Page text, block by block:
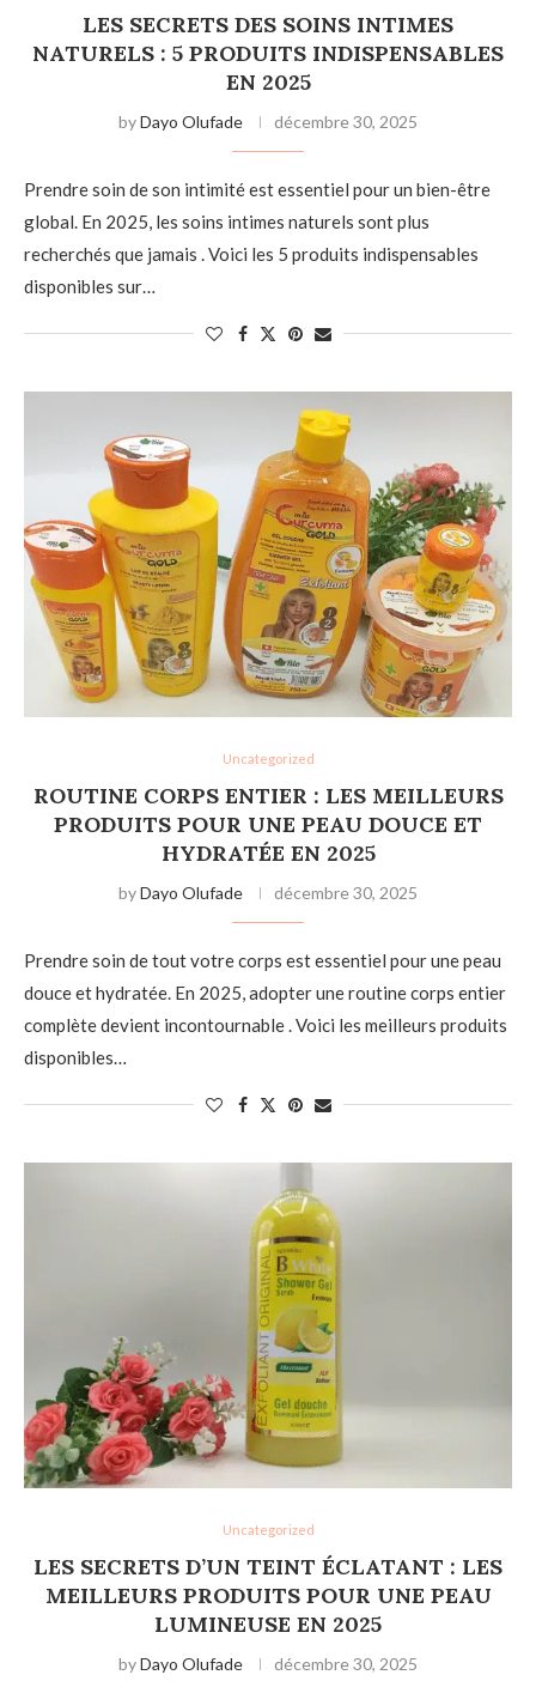
LES SECRETS DES SOINS INTIMES
NATURELS : 5 PRODUITS INDISPENSABLES
EN 2025
byDayo Olufade décembre 30, 2025
Prendre soin de son intimité est essentiel pour un bien-être
global. En 2025, les soins intimes naturels sont plus
recherchés que jamais . Voici les 5 produits indispensables
disponibles sur…
Uncategorized
ROUTINE CORPS ENTIER : LES MEILLEURS
PRODUITS POUR UNE PEAU DOUCE ET
HYDRATÉE EN 2025
byDayo Olufade décembre 30, 2025
Prendre soin de tout votre corps est essentiel pour une peau
douce et hydratée. En 2025, adopter une routine corps entier
complète devient incontournable . Voici les meilleurs produits
disponibles…
Uncategorized
LES SECRETS D’UN TEINT ÉCLATANT : LES
MEILLEURS PRODUITS POUR UNE PEAU
LUMINEUSE EN 2025
byDayo Olufade décembre 30, 2025